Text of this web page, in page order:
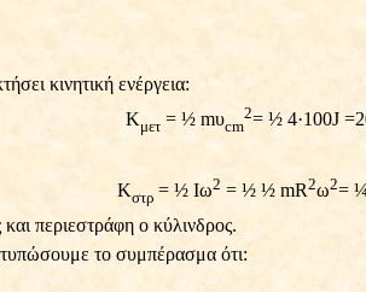
κινητική ενέργεια:
Κμετ= ½ mυcm
2= ½ 4·100J
Κστρ = ½ Ιω2 = ½ ½ mR2ω2=
και περιεστράφη ο κύλινδρος.
το συμπέρασμα ότι: